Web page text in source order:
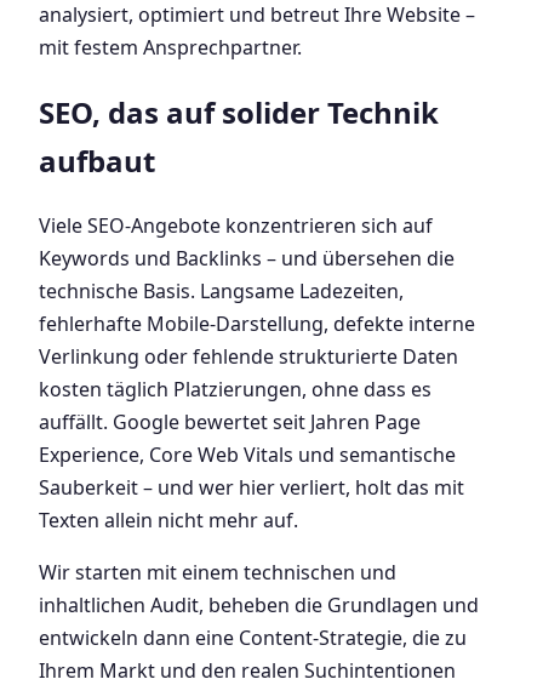
analysiert, optimiert und betreut Ihre Website –
mit festem Ansprechpartner.
SEO, das auf solider Technik
aufbaut
Viele SEO-Angebote konzentrieren sich auf
Keywords und Backlinks – und übersehen die
technische Basis. Langsame Ladezeiten,
fehlerhafte Mobile-Darstellung, defekte interne
Verlinkung oder fehlende strukturierte Daten
kosten täglich Platzierungen, ohne dass es
auffällt. Google bewertet seit Jahren Page
Experience, Core Web Vitals und semantische
Sauberkeit – und wer hier verliert, holt das mit
Texten allein nicht mehr auf.
Wir starten mit einem technischen und
inhaltlichen Audit, beheben die Grundlagen und
entwickeln dann eine Content-Strategie, die zu
Ihrem Markt und den realen Suchintentionen